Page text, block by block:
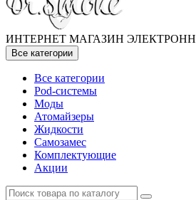
ИНТЕРНЕТ МАГАЗИН
Все категории
Все категории
Pod-системы
Моды
Атомайзеры
Жидкости
Самозамес
Комплектующие
Акции